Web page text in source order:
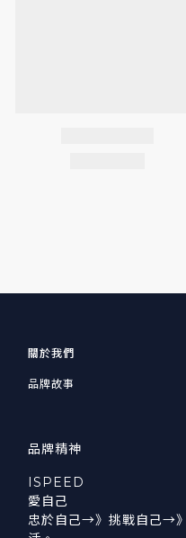
關於我們
品牌故事
品牌精神
ISPEED
愛自己
忠於自己→》挑戰自己→